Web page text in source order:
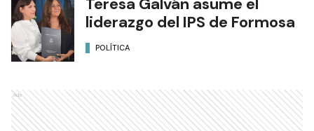
liderazgo del IPS de Formosa
POLÍTICA
Ads